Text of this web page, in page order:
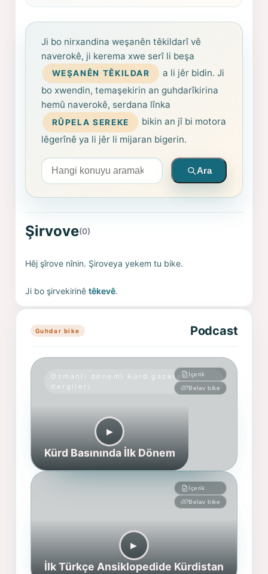
Ji bo nirxandina weşanên têkildarî vê
naverokê, ji kerema xwe serî li beşa
WEŞANÊN TÊKILDAR
a li jêr bidin. Ji
bo xwendin, temaşekirin an guhdarîkirina
hemû naverokê, serdana lînka
RÛPELA SEREKE
bikin an jî bi motora
lêgerînê ya li jêr li mijaran bigerin.
Arama yapın
Ara
Şirvove(0)
Hêj şîrove nînin. Şiroveya yekem tu bike.
Ji bo şirvekirinêtêkevê.
Guhdar bike Podcast
Osmanlı dönemi Kürd gazete ve
dergileri
İçerik
Belav bike
▶︎
Kürd Basınında İlk Dönem
İçerik
Belav bike
▶︎
İlk Türkçe Ansiklopedide Kürdistan